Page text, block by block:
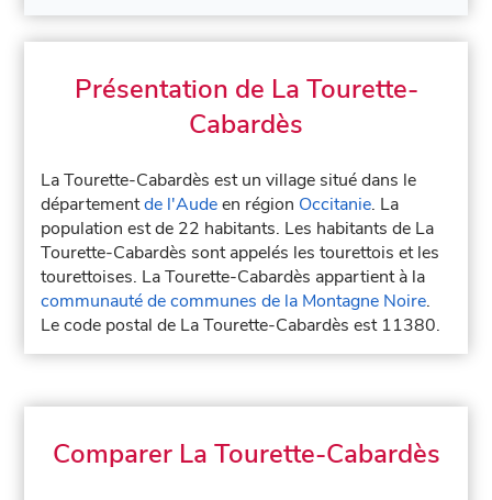
Présentation de La Tourette-
Cabardès
La Tourette-Cabardès est un village situé dans le
départementde l'Audeen région Occitanie. La
population est de 22 habitants. Les habitants de La
Tourette-Cabardès sont appelés les tourettois et les
tourettoises. La Tourette-Cabardès appartient à la
communauté de communes de la Montagne Noire.
Le code postal de La Tourette-Cabardès est 11380.
Comparer La Tourette-Cabardès